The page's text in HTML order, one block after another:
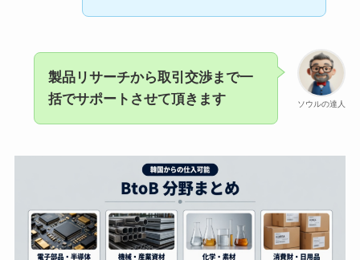
ソウルの達人
製品リサーチから取引交渉まで一
括でサポートさせて頂きます